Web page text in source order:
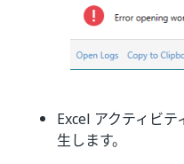
Excel アクティビ
生します。